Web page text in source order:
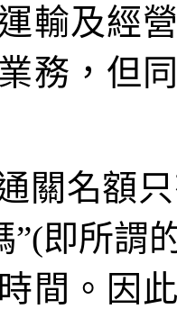
輸及經
務，但
關名額
”(即所謂
間。因